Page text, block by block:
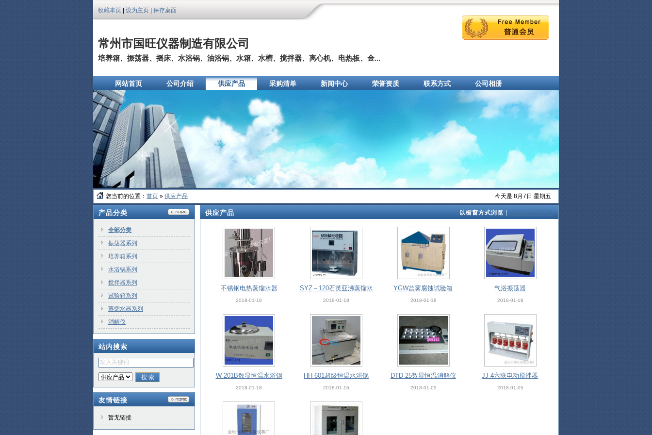
收藏本页 设为主页 保存桌面
常州市国旺仪器制造有限公司
培养箱、振荡器、摇床、水浴锅、油浴锅、水箱、水槽、搅拌器、离心机、电热板、金...
网站首页 公司介绍 供应产品 采购清单 新闻中心 荣誉资质 联系方式 公司相册
今天是 8月7日 星期五
您当前的位置： 首页 » 供应产品
产品分类
全部分类
振荡器系列
培养箱系列
水浴锅系列
搅拌器系列
试验箱系列
蒸馏水器系列
消解仪
站内搜索
友情链接
暂无链接
以橱窗方式浏览 | 以目录方式浏览
供应产品
不锈钢电热蒸馏水器
2018-01-18
SYZ－120石英亚沸蒸馏水
器
2018-01-18
YGW盐雾腐蚀试验箱
2018-01-18
气浴振荡器
2018-01-18
W-201B数显恒温水浴锅
2018-01-18
HH-601超级恒温水浴锅
2018-01-16
DTD-25数显恒温消解仪
2018-01-05
JJ-4六联电动搅拌器
2018-01-05